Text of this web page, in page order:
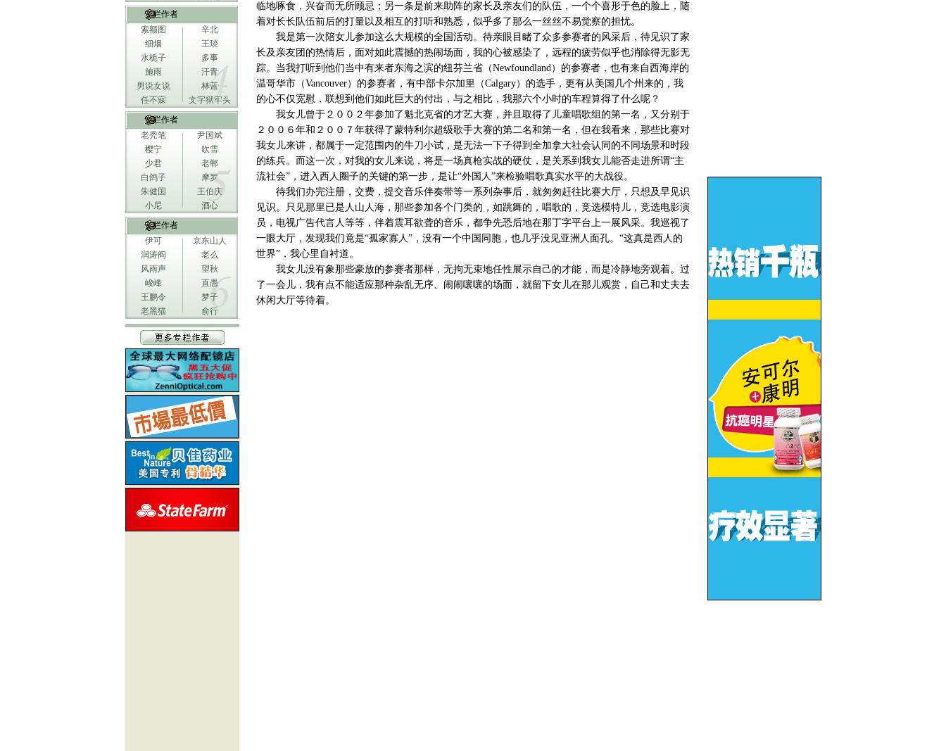
专栏作者
索额图
辛北
细烟
王琰
水栀子
多事
施雨
汗青
男说女说
林蓝
任不寐
文字狱牢头
专栏作者
老秃笔
尹国斌
樱宁
吹雪
少君
老郸
白鸽子
摩罗
朱健国
王伯庆
小尼
酒心
专栏作者
伊可
京东山人
润涛阎
老么
风雨声
望秋
峻峰
直愚
王鹏令
梦子
老黑猫
俞行
临地啄食，兴奋而无所顾忌；另一条是前来助阵的家长及亲友们的队伍，一个个喜形于色的脸上，随
着对长长队伍前后的打量以及相互的打听和熟悉，似乎多了那么一丝丝不易觉察的担忧。
我是第一次陪女儿参加这么大规模的全国活动。待亲眼目睹了众多参赛者的风采后，待见识了家
长及亲友团的热情后，面对如此震撼的热闹场面，我的心被感染了，远程的疲劳似乎也消除得无影无
踪。当我打听到他们当中有来者东海之滨的纽芬兰省（Newfoundland）的参赛者，也有来自西海岸的
温哥华市（Vancouver）的参赛者，有中部卡尔加里（Calgary）的选手，更有从美国几个州来的，我
的心不仅宽慰，联想到他们如此巨大的付出，与之相比，我那六个小时的车程算得了什么呢？
我女儿曾于２００２年参加了魁北克省的才艺大赛，并且取得了儿童唱歌组的第一名，又分别于
２００６年和２００７年获得了蒙特利尔超级歌手大赛的第二名和第一名，但在我看来，那些比赛对
我女儿来讲，都属于一定范围内的牛刀小试，是无法一下子得到全加拿大社会认同的不同场景和时段
的练兵。而这一次，对我的女儿来说，将是一场真枪实战的硬仗，是关系到我女儿能否走进所谓“主
流社会”，进入西人圈子的关键的第一步，是让“外国人”来检验唱歌真实水平的大战役。
待我们办完注册，交费，提交音乐伴奏带等一系列杂事后，就匆匆赶往比赛大厅，只想及早见识
见识。只见那里已是人山人海，那些参加各个门类的，如跳舞的，唱歌的，竞选模特儿，竞选电影演
员，电视广告代言人等等，伴着震耳欲聋的音乐，都争先恐后地在那丁字平台上一展风采。我巡视了
一眼大厅，发现我们竟是“孤家寡人”，没有一个中国同胞，也几乎没见亚洲人面孔。“这真是西人的
世界”，我心里自衬道。
我女儿没有象那些豪放的参赛者那样，无拘无束地任性展示自己的才能，而是冷静地旁观着。过
了一会儿，我有点不能适应那种杂乱无序、闹闹嚷嚷的场面，就留下女儿在那儿观赏，自己和丈夫去
休闲大厅等待着。